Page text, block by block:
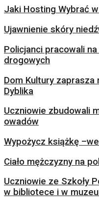
Jaki Hosting Wybrać
Ujawnienie skóry
Policjanci pracowali
drogowych
Dom Kultury
Dyblika
Uczniowie zbudowali
owadów
Wypożycz książkę
Ciało mężczyzny na
Uczniowie ze Szkoły
w bibliotece i w